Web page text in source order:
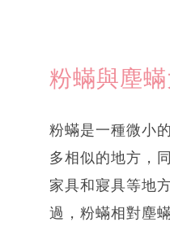
粉蟎與塵蟎
粉蟎是一種微小
多相似的地方，
家具和寢具等地
過，粉蟎相對塵